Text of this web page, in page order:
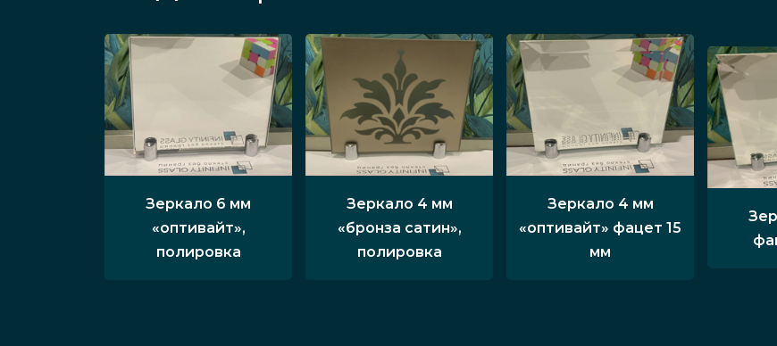
Зеркало 6 мм
«оптивайт»,
полировка
Зеркало 4 мм
«бронза сатин»,
полировка
Зеркало 4 мм
«оптивайт» фацет 15
мм